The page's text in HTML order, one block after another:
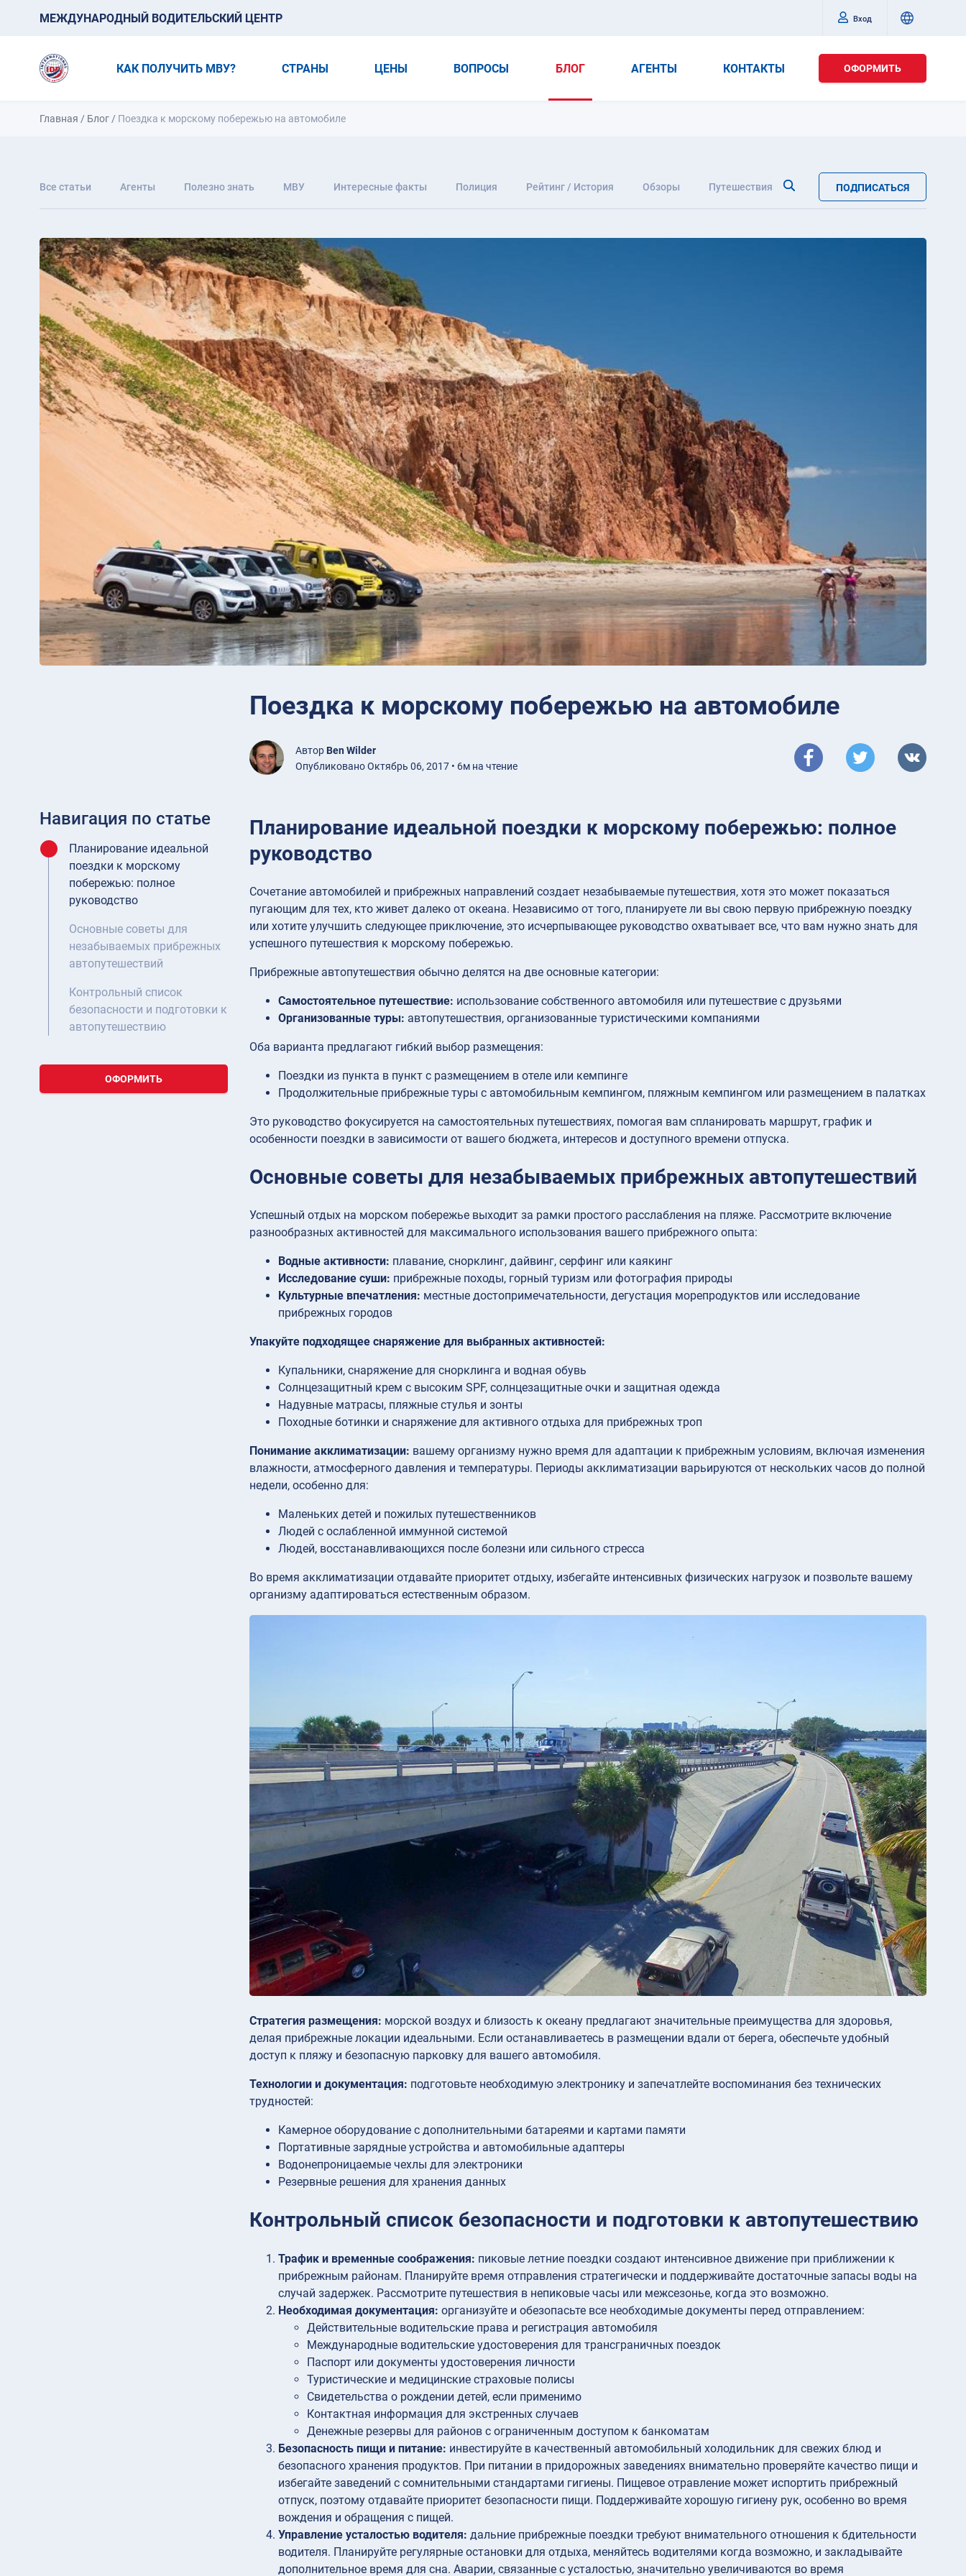
МЕЖДУНАРОДНЫЙ ВОДИТЕЛЬСКИЙ ЦЕНТР Вход
КАК ПОЛУЧИТЬ МВУ? СТРАНЫ ЦЕНЫ ВОПРОСЫ БЛОГ АГЕНТЫ КОНТАКТЫ ОФОРМИТЬ
Главная / Блог / Поездка к морскому побережью на автомобиле
Все статьи Агенты Полезно знать МВУ Интересные факты Полиция Рейтинг / История Обзоры Путешествия ПОДПИСАТЬСЯ
Поездка к морскому побережью на автомобиле
Автор Ben Wilder
Опубликовано Октябрь 06, 2017 • 6м на чтение
Навигация по статье
Планирование идеальной
поездки к морскому
побережью: полное
руководство
Основные советы для
незабываемых прибрежных
автопутешествий
Контрольный список
безопасности и подготовки к
автопутешествию
ОФОРМИТЬ
Планирование идеальной поездки к морскому побережью: полное
руководство
Сочетание автомобилей и прибрежных направлений создает незабываемые путешествия, хотя это может показаться
пугающим для тех, кто живет далеко от океана. Независимо от того, планируете ли вы свою первую прибрежную поездку
или хотите улучшить следующее приключение, это исчерпывающее руководство охватывает все, что вам нужно знать для
успешного путешествия к морскому побережью.
Прибрежные автопутешествия обычно делятся на две основные категории:
Самостоятельное путешествие: использование собственного автомобиля или путешествие с друзьями
Организованные туры: автопутешествия, организованные туристическими компаниями
Оба варианта предлагают гибкий выбор размещения:
Поездки из пункта в пункт с размещением в отеле или кемпинге
Продолжительные прибрежные туры с автомобильным кемпингом, пляжным кемпингом или размещением в палатках
Это руководство фокусируется на самостоятельных путешествиях, помогая вам спланировать маршрут, график и
особенности поездки в зависимости от вашего бюджета, интересов и доступного времени отпуска.
Основные советы для незабываемых прибрежных автопутешествий
Успешный отдых на морском побережье выходит за рамки простого расслабления на пляже. Рассмотрите включение
разнообразных активностей для максимального использования вашего прибрежного опыта:
Водные активности: плавание, снорклинг, дайвинг, серфинг или каякинг
Исследование суши: прибрежные походы, горный туризм или фотография природы
Культурные впечатления: местные достопримечательности, дегустация морепродуктов или исследование
прибрежных городов
Упакуйте подходящее снаряжение для выбранных активностей:
Купальники, снаряжение для снорклинга и водная обувь
Солнцезащитный крем с высоким SPF, солнцезащитные очки и защитная одежда
Надувные матрасы, пляжные стулья и зонты
Походные ботинки и снаряжение для активного отдыха для прибрежных троп
Понимание акклиматизации: вашему организму нужно время для адаптации к прибрежным условиям, включая изменения
влажности, атмосферного давления и температуры. Периоды акклиматизации варьируются от нескольких часов до полной
недели, особенно для:
Маленьких детей и пожилых путешественников
Людей с ослабленной иммунной системой
Людей, восстанавливающихся после болезни или сильного стресса
Во время акклиматизации отдавайте приоритет отдыху, избегайте интенсивных физических нагрузок и позвольте вашему
организму адаптироваться естественным образом.
Стратегия размещения: морской воздух и близость к океану предлагают значительные преимущества для здоровья,
делая прибрежные локации идеальными. Если останавливаетесь в размещении вдали от берега, обеспечьте удобный
доступ к пляжу и безопасную парковку для вашего автомобиля.
Технологии и документация: подготовьте необходимую электронику и запечатлейте воспоминания без технических
трудностей:
Камерное оборудование с дополнительными батареями и картами памяти
Портативные зарядные устройства и автомобильные адаптеры
Водонепроницаемые чехлы для электроники
Резервные решения для хранения данных
Контрольный список безопасности и подготовки к автопутешествию
Трафик и временные соображения: пиковые летние поездки создают интенсивное движение при приближении к
прибрежным районам. Планируйте время отправления стратегически и поддерживайте достаточные запасы воды на
случай задержек. Рассмотрите путешествия в непиковые часы или межсезонье, когда это возможно.
Необходимая документация: организуйте и обезопасьте все необходимые документы перед отправлением:
Действительные водительские права и регистрация автомобиля
Международные водительские удостоверения для трансграничных поездок
Паспорт или документы удостоверения личности
Туристические и медицинские страховые полисы
Свидетельства о рождении детей, если применимо
Контактная информация для экстренных случаев
Денежные резервы для районов с ограниченным доступом к банкоматам
Безопасность пищи и питание: инвестируйте в качественный автомобильный холодильник для свежих блюд и
безопасного хранения продуктов. При питании в придорожных заведениях внимательно проверяйте качество пищи и
избегайте заведений с сомнительными стандартами гигиены. Пищевое отравление может испортить прибрежный
отпуск, поэтому отдавайте приоритет безопасности пищи. Поддерживайте хорошую гигиену рук, особенно во время
вождения и обращения с пищей.
Управление усталостью водителя: дальние прибрежные поездки требуют внимательного отношения к бдительности
водителя. Планируйте регулярные остановки для отдыха, меняйтесь водителями когда возможно, и закладывайте
дополнительное время для сна. Аварии, связанные с усталостью, значительно увеличиваются во время